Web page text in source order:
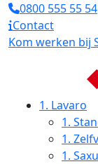
0800 555 55 54
Contact
Kom werken bij
1. Lavaro
1.
1.
1.